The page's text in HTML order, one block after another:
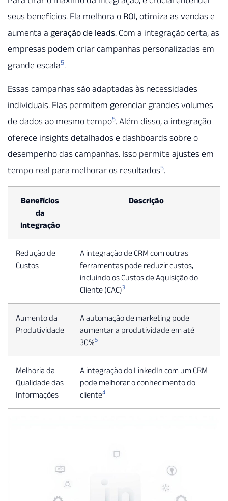
seus benefícios. Ela melhora o ROI, otimiza as vendas e
aumenta a geração de leads. Com a integração certa, as
empresas podem criar campanhas personalizadas em
grande escala5.
Essas campanhas são adaptadas às necessidades
individuais. Elas permitem gerenciar grandes volumes
de dados ao mesmo tempo5. Além disso, a integração
oferece insights detalhados e dashboards sobre o
desempenho das campanhas. Isso permite ajustes em
tempo real para melhorar os resultados5.
Benefícios
da
Integração
Descrição
Redução de
Custos
A integração de CRM com outras
ferramentas pode reduzir custos,
incluindo os Custos de Aquisição do
Cliente (CAC)3
Aumento da
Produtividade
A automação de marketing pode
aumentar a produtividade em até
30%5
Melhoria da
Qualidade das
Informações
A integração do LinkedIn com um CRM
pode melhorar o conhecimento do
cliente4